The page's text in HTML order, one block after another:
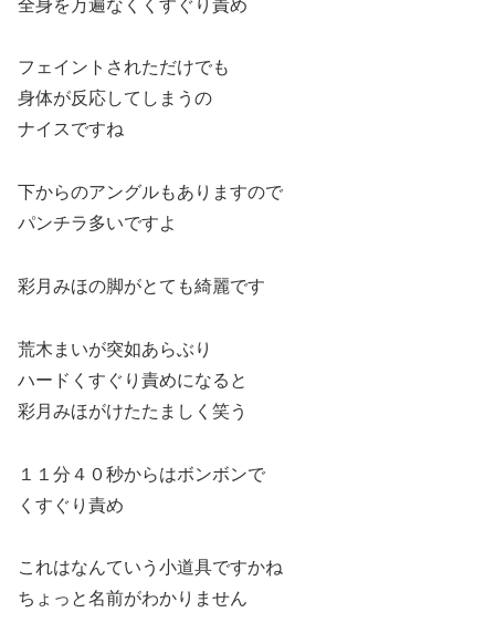
全身を万遍なくくすぐり責め
フェイントされただけでも
身体が反応してしまうの
ナイスですね
下からのアングルもありますので
パンチラ多いですよ
彩月みほの脚がとても綺麗です
荒木まいが突如あらぶり
ハードくすぐり責めになると
彩月みほがけたたましく笑う
１１分４０秒からはボンボンで
くすぐり責め
これはなんていう小道具ですかね
ちょっと名前がわかりません